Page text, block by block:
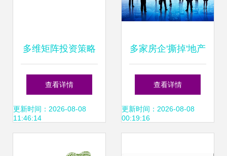
多维矩阵投资策略
跨年报解读贵州茅
台的生意（第38
查看详情
更新时间：2026-08-08
11:46:14
多家房企'撕掉'地产
化标签，龙头房企
城市运营路径渐明
查看详情
更新时间：2026-08-08
00:19:16